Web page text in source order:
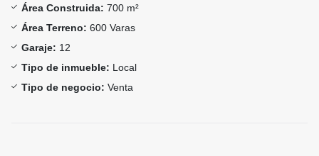
Área Construida: 700 m²
Área Terreno: 600 Varas
Garaje: 12
Tipo de inmueble: Local
Tipo de negocio: Venta